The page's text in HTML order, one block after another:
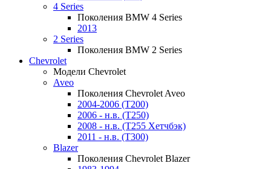
4 Series
Поколения BMW 4 Series
2013
2 Series
Поколения BMW 2 Series
Chevrolet
Модели Chevrolet
Aveo
Поколения Chevrolet Aveo
2004-2006 (T200)
2006 - н.в. (T250)
2008 - н.в. (T255 Хетчбэк)
2011 - н.в. (Т300)
Blazer
Поколения Chevrolet Blazer